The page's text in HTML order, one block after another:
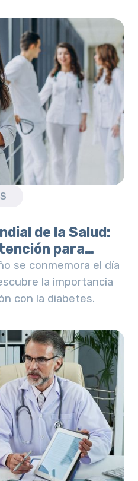
de la Salud:
para
que tenemos.
se conmemora el día
la importancia
con la diabetes.